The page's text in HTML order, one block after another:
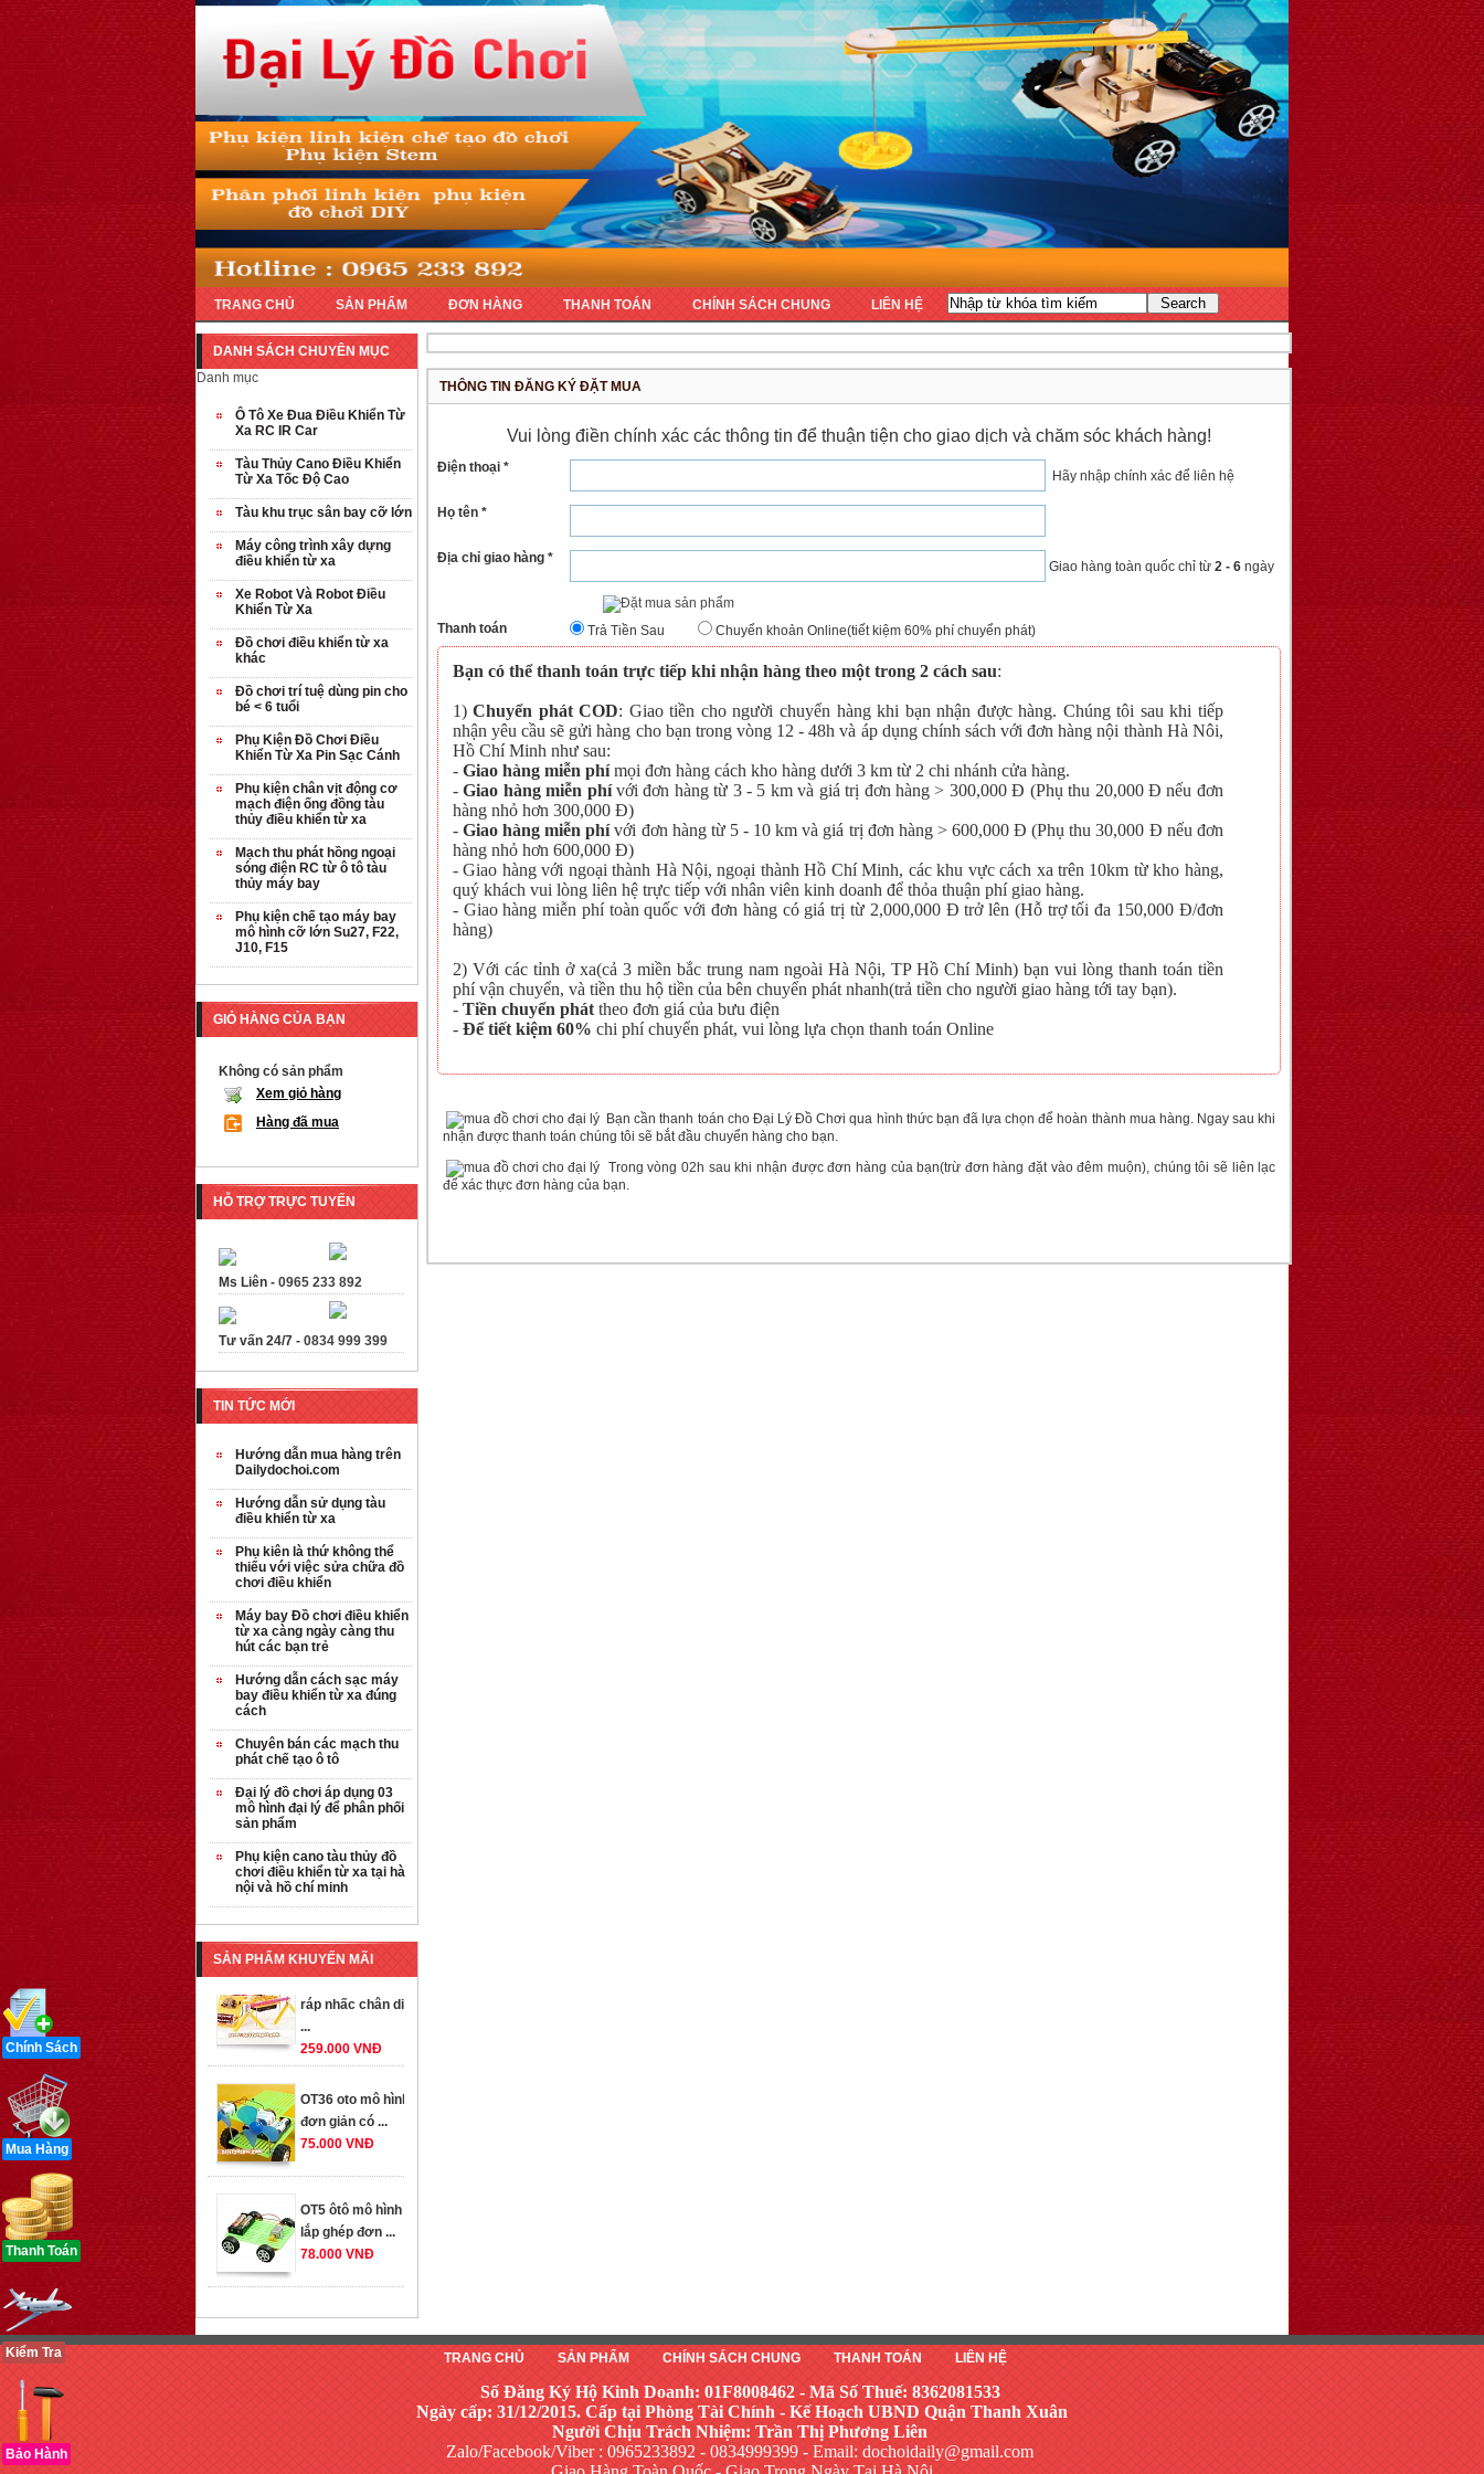
TRANG CHỦ SẢN PHẨM ĐƠN HÀNG THANH TOÁN CHÍNH SÁCH CHUNG LIÊN HỆ
THÔNG TIN ĐĂNG KÝ ĐẶT MUA
Vui lòng điền chính xác các thông tin để thuận tiện cho giao dịch và chăm sóc khách hàng!
Điện thoại *
Hãy nhập chính xác để liên hệ
Họ tên *
Địa chỉ giao hàng *
Giao hàng toàn quốc chỉ từ 2 - 6ngày
Thanh toán Trả Tiền Sau Chuyển khoản Online(tiết kiệm 60% phí chuyển phát)
Bạn có thể thanh toán trực tiếp khi nhận hàng theo một trong 2 cách sau:
1)Chuyển phát COD: Giao tiền cho người chuyển hàng khi bạn nhận được hàng. Chúng tôi sau khi tiếp
nhận yêu cầu sẽ gửi hàng cho bạn trong vòng 12 - 48h và áp dụng chính sách với đơn hàng nội thành Hà Nôi,
Hồ Chí Minh như sau:
- Giao hàng miễn phímọi đơn hàng cách kho hàng dưới 3 km từ 2 chi nhánh cửa hàng.
-Giao hàng miễn phívới đơn hàng từ 3 - 5 km và giá trị đơn hàng > 300,000 Đ (Phụ thu 20,000 Đ nếu đơn
hàng nhỏ hơn 300,000 Đ)
- Giao hàng miễn phívới đơn hàng từ 5 - 10 km và giá trị đơn hàng > 600,000 Đ (Phụ thu 30,000 Đ nếu đơn
hàng nhỏ hơn 600,000 Đ)
- Giao hàng với ngoại thành Hà Nội, ngoại thành Hồ Chí Minh, các khu vực cách xa trên 10km từ kho hàng,
quý khách vui lòng liên hệ trực tiếp với nhân viên kinh doanh để thỏa thuận phí giao hàng.
- Giao hàng miễn phí toàn quốc với đơn hàng có giá trị từ 2,000,000 Đ trở lên (Hỗ trợ tối đa 150,000 Đ/đơn
hàng)
2) Với các tỉnh ở xa(cả 3 miền bắc trung nam ngoài Hà Nội, TP Hồ Chí Minh) bạn vui lòng thanh toán tiền
phí vận chuyển, và tiền thu hộ tiền của bên chuyển phát nhanh(trả tiền cho người giao hàng tới tay bạn).
- Tiền chuyển pháttheo đơn giá của bưu điện
- Để tiết kiệm 60% chi phí chuyển phát, vui lòng lựa chọn thanh toán Online
Bạn cần thanh toán cho Đại Lý Đồ Chơi qua hình thức bạn đã lựa chọn để hoàn thành mua hàng. Ngay sau khi
nhận được thanh toán chúng tôi sẽ bắt đầu chuyển hàng cho bạn.
Trong vòng 02h sau khi nhận được đơn hàng của bạn(trừ đơn hàng đặt vào đêm muộn), chúng tôi sẽ liên lạc
để xác thực đơn hàng của bạn.
DANH SÁCH CHUYÊN MỤC
Danh mục
Ô Tô Xe Đua Điều Khiển Từ
Xa RC IR Car
Tàu Thủy Cano Điều Khiển
Từ Xa Tốc Độ Cao
Tàu khu trục sân bay cỡ lớn
Máy công trình xây dựng
điều khiển từ xa
Xe Robot Và Robot Điều
Khiển Từ Xa
Đồ chơi điều khiển từ xa
khác
Đồ chơi trí tuệ dùng pin cho
bé < 6 tuổi
Phụ Kiện Đồ Chơi Điều
Khiển Từ Xa Pin Sạc Cánh
Phụ kiện chân vịt động cơ
mạch điện ống đồng tàu
thủy điều khiển từ xa
Mạch thu phát hồng ngoại
sóng điện RC từ ô tô tàu
thủy máy bay
Phụ kiện chế tạo máy bay
mô hình cỡ lớn Su27, F22,
J10, F15
GIỎ HÀNG CỦA BẠN
Không có sản phẩm
Xem giỏ hàng
Hàng đã mua
HỖ TRỢ TRỰC TUYẾN
Ms Liên - 0965 233 892
Tư vấn 24/7 - 0834 999 399
TIN TỨC MỚI
Hướng dẫn mua hàng trên
Dailydochoi.com
Hướng dẫn sử dụng tàu
điều khiển từ xa
Phụ kiên là thứ không thể
thiếu với việc sửa chữa đồ
chơi điều khiển
Máy bay Đồ chơi điều khiển
từ xa càng ngày càng thu
hút các bạn trẻ
Hướng dẫn cách sạc máy
bay điều khiển từ xa đúng
cách
Chuyên bán các mạch thu
phát chế tạo ô tô
Đại lý đồ chơi áp dụng 03
mô hình đại lý để phân phối
sản phẩm
Phụ kiện cano tàu thủy đồ
chơi điều khiển từ xa tại hà
nội và hồ chí minh
SẢN PHẨM KHUYẾN MÃI
OT35 robot lắp
ráp nhấc chân di
...
259.000 VNĐ
đơn giản có ...
75.000 VNĐ
lắp ghép đơn ...
78.000 VNĐ
đơn giản cho ...
352.000 VNĐ
OT35 robot lắp
ráp nhấc chân di
TRANG CHỦ SẢN PHẨM CHÍNH SÁCH CHUNG THANH TOÁN LIÊN HỆ
Số Đăng Ký Hộ Kinh Doanh: 01F8008462 - Mã Số Thuế: 8362081533
Ngày cấp: 31/12/2015. Cấp tại Phòng Tài Chính - Kế Hoạch UBND Quận Thanh Xuân
Người Chịu Trách Nhiệm: Trần Thị Phương Liên
Zalo/Facebook/Viber : 0965233892 - 0834999399 - Email: dochoidaily@gmail.com
Chính Sách
Mua Hàng
Thanh Toán
Kiểm Tra
Bảo Hành